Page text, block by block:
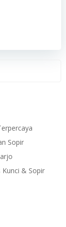
Sopir
& Sopir